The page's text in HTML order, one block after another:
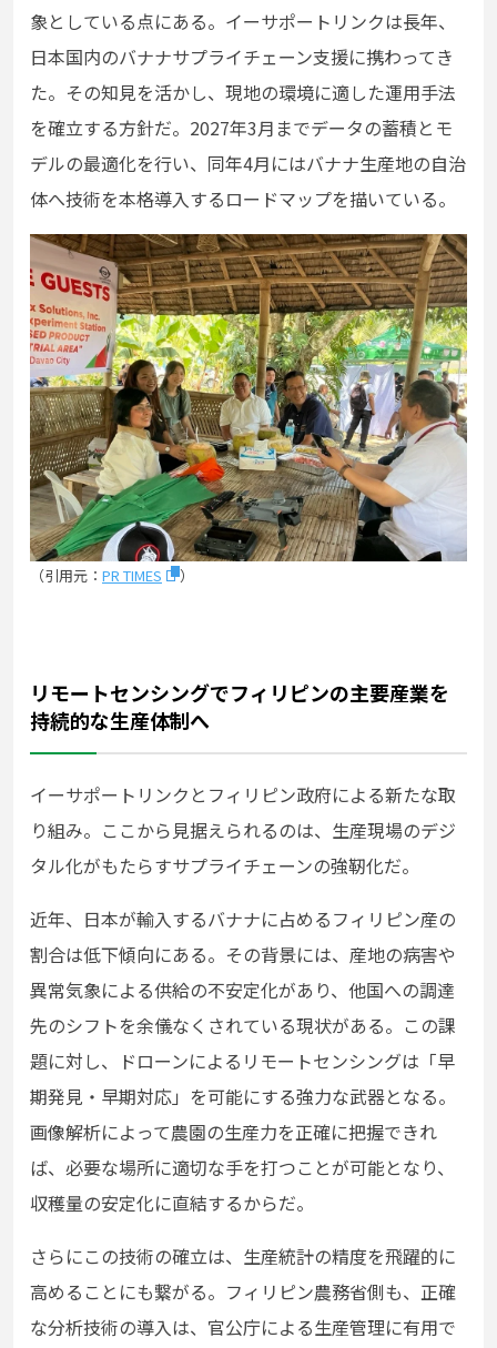
象としている点にある。イーサポートリンクは長年、
日本国内のバナナサプライチェーン支援に携わってき
た。その知見を活かし、現地の環境に適した運用手法
を確立する方針だ。2027年3月までデータの蓄積とモ
デルの最適化を行い、同年4月にはバナナ生産地の自治
体へ技術を本格導入するロードマップを描いている。
（引用元： PR TIMES ）
リモートセンシングでフィリピンの主要産業を
持続的な生産体制へ
イーサポートリンクとフィリピン政府による新たな取
り組み。ここから見据えられるのは、生産現場のデジ
タル化がもたらすサプライチェーンの強靭化だ。
近年、日本が輸入するバナナに占めるフィリピン産の
割合は低下傾向にある。その背景には、産地の病害や
異常気象による供給の不安定化があり、他国への調達
先のシフトを余儀なくされている現状がある。この課
題に対し、ドローンによるリモートセンシングは「早
期発見・早期対応」を可能にする強力な武器となる。
画像解析によって農園の生産力を正確に把握できれ
ば、必要な場所に適切な手を打つことが可能となり、
収穫量の安定化に直結するからだ。
さらにこの技術の確立は、生産統計の精度を飛躍的に
高めることにも繋がる。フィリピン農務省側も、正確
な分析技術の導入は、官公庁による生産管理に有用で